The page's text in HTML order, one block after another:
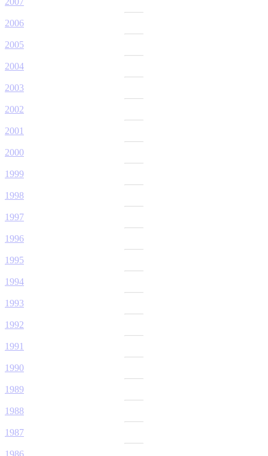
2006
2005
2004
2003
2002
2001
2000
1999
1998
1997
1996
1995
1994
1993
1992
1991
1990
1989
1988
1987
1986